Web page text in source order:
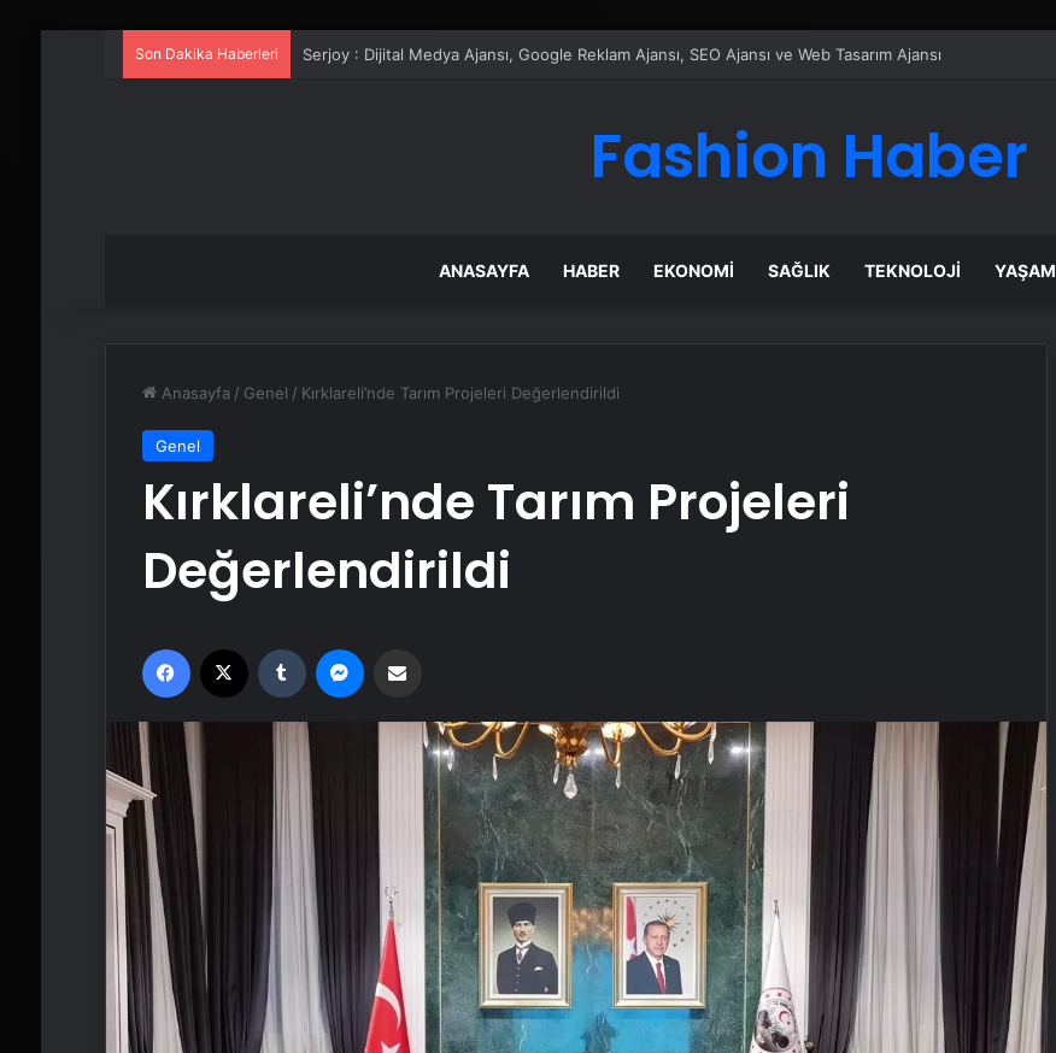
Son Dakika Haberleri UETDS Nedir ? Uetds.com İle Akıllı Dijital Taşımacılık Yazılımı
Fashion Haber
ANASAYFA HABER EKONOMI SAĞLIK TEKNOLOJI YAŞAM
Anasayfa / Genel / Kırklareli’nde Tarım Projeleri Değerlendirildi
Genel
Kırklareli’nde Tarım Projeleri
Değerlendirildi
Facebook Tumblr